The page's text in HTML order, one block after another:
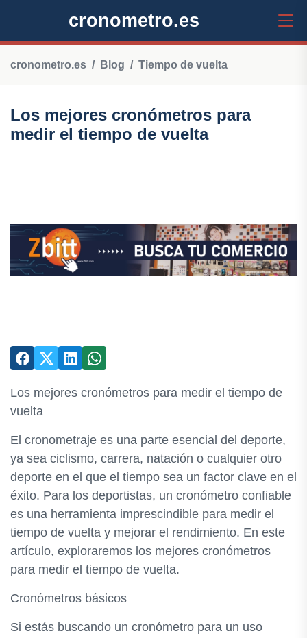
cronometro.es
cronometro.es Blog Tiempo de vuelta
Los mejores cronómetros para
medir el tiempo de vuelta
Los mejores cronómetros para medir el tiempo de
vuelta
El cronometraje es una parte esencial del deporte,
ya sea ciclismo, carrera, natación o cualquier otro
deporte en el que el tiempo sea un factor clave en el
éxito. Para los deportistas, un cronómetro confiable
es una herramienta imprescindible para medir el
tiempo de vuelta y mejorar el rendimiento. En este
artículo, exploraremos los mejores cronómetros
para medir el tiempo de vuelta.
Cronómetros básicos
Si estás buscando un cronómetro para un uso